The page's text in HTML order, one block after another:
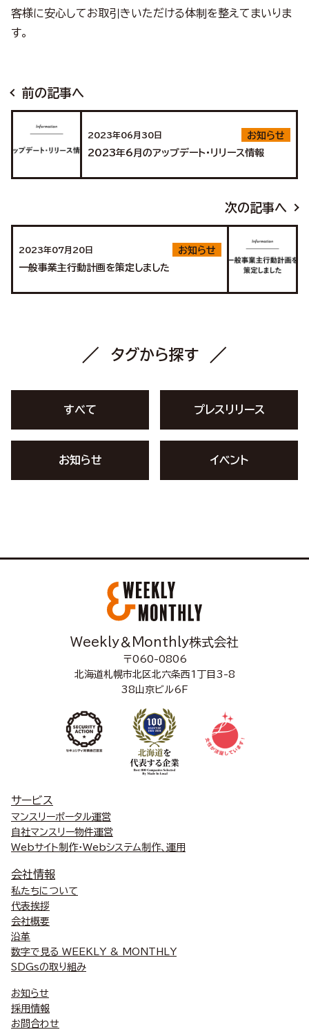
客様に安心してお取引きいただける体制を整えてまいりま
す。
前の記事へ
2023年06月30日
お知らせ
2023年6月のアップデート・リリース情報
次の記事へ
2023年07月20日
お知らせ
一般事業主行動計画を策定しました
タグから探す
すべて プレスリリース
お知らせ イベント
Weekly＆Monthly株式会社
〒060-0806
北海道札幌市北区北六条西1丁目3-8
38山京ビル6F
サービス
マンスリーポータル運営
自社マンスリー物件運営
Webサイト制作・Webシステム制作、運用
会社情報
私たちについて
代表挨拶
会社概要
沿革
数字で見る WEEKLY & MONTHLY
SDGsの取り組み
お知らせ
採用情報
お問合わせ